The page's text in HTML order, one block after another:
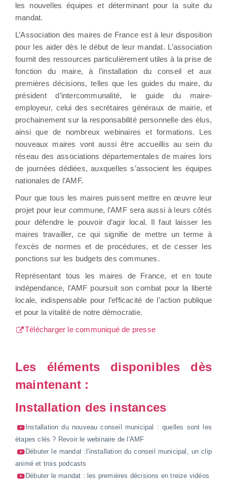
les nouvelles équipes et déterminant pour la suite du
mandat.
L’Association des maires de France est à leur disposition
pour les aider dès le début de leur mandat. L’association
fournit des ressources particulièrement utiles à la prise de
fonction du maire, à l’installation du conseil et aux
premières décisions, telles que les guides du maire, du
président d’intercommunalité, le guide du maire-
employeur, celui des secrétaires généraux de mairie, et
prochainement sur la responsabilité personnelle des élus,
ainsi que de nombreux webinaires et formations. Les
nouveaux maires vont aussi être accueillis au sein du
réseau des associations départementales de maires lors
de journées dédiées, auxquelles s’associent les équipes
nationales de l’AMF.
Pour que tous les maires puissent mettre en œuvre leur
projet pour leur commune, l’AMF sera aussi à leurs côtés
pour défendre le pouvoir d’agir local. Il faut laisser les
maires travailler, ce qui signifie de mettre un terme à
l’excès de normes et de procédures, et de cesser les
ponctions sur les budgets des communes.
Représentant tous les maires de France, et en toute
indépendance, l’AMF poursuit son combat pour la liberté
locale, indispensable pour l’efficacité de l’action publique
et pour la vitalité de notre démocratie.
Télécharger le communiqué de presse
Les éléments disponibles dès
maintenant :
Installation des instances
Installation du nouveau conseil municipal : quelles sont les
étapes clés ? Revoir le webinaire de l'AMF
Débuter le mandat :l'installation du conseil municipal, un clip
animé et trois podcasts
Débuter le mandat : les premières décisions en treize vidéos